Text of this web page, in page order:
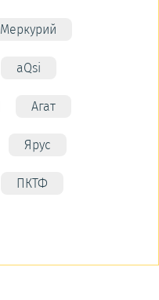
Меркурий
aQsi
Агат
Ярус
ПКТФ